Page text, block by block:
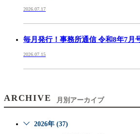
2026.07.17
毎月発行！事務所通信 令和8年7月
2026.07.15
ARCHIVE 月別アーカイブ
2026年 (37)